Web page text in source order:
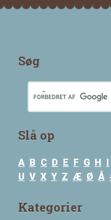
Søg
Slå op
A B C D E F G H I
U V X Y Z Æ Ø Å
Kategorier